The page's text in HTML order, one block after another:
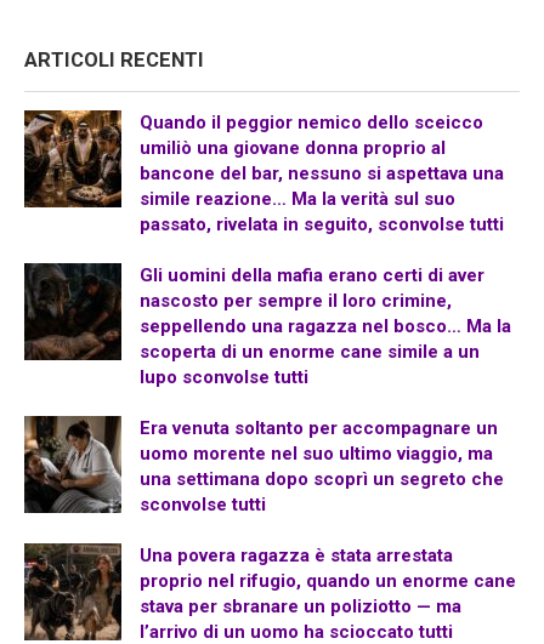
ARTICOLI RECENTI
Quando il peggior nemico dello sceicco
umiliò una giovane donna proprio al
bancone del bar, nessuno si aspettava una
simile reazione… Ma la verità sul suo
passato, rivelata in seguito, sconvolse tutti
Gli uomini della mafia erano certi di aver
nascosto per sempre il loro crimine,
seppellendo una ragazza nel bosco… Ma la
scoperta di un enorme cane simile a un
lupo sconvolse tutti
Era venuta soltanto per accompagnare un
uomo morente nel suo ultimo viaggio, ma
una settimana dopo scoprì un segreto che
sconvolse tutti
Una povera ragazza è stata arrestata
proprio nel rifugio, quando un enorme cane
stava per sbranare un poliziotto — ma
l’arrivo di un uomo ha scioccato tutti